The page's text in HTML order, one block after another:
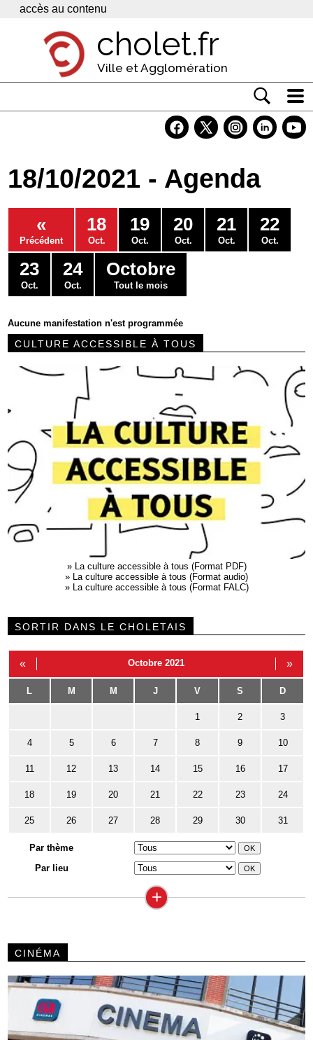
Panneau de gestion des cookies
accès au contenu
cholet.fr
Ville et Agglomération
Economie
Services
Contacts
18/10/2021 - Agenda
«
Précédent
18
Oct.
19
Oct.
20
Oct.
21
Oct.
22
Oct.
23
Oct.
24
Oct.
Octobre
Tout le mois
Aucune manifestation n'est programmée
CULTURE ACCESSIBLE À TOUS
»
La culture accessible à tous (Format PDF)
»
La culture accessible à tous (Format audio)
»
La culture accessible à tous (Format FALC)
SORTIR DANS LE CHOLETAIS
« Octobre 2021 »
L M M J V S D
1 2 3
4 5 6 7 8 9 10
11 12 13 14 15 16 17
18 19 20 21 22 23 24
25 26 27 28 29 30 31
Par thème
Par lieu
+
CINÉMA